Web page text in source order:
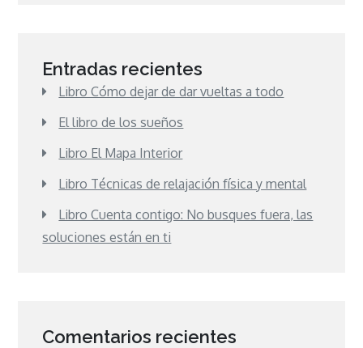
Entradas recientes
Libro Cómo dejar de dar vueltas a todo
El libro de los sueños
Libro El Mapa Interior
Libro Técnicas de relajación física y mental
Libro Cuenta contigo: No busques fuera, las
soluciones están en ti
Comentarios recientes